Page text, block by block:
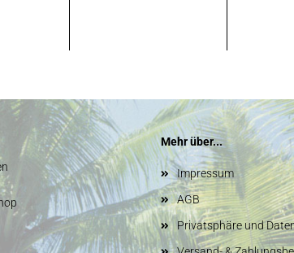
Mehr über...
Impressum
AGB
Privatsphäre und